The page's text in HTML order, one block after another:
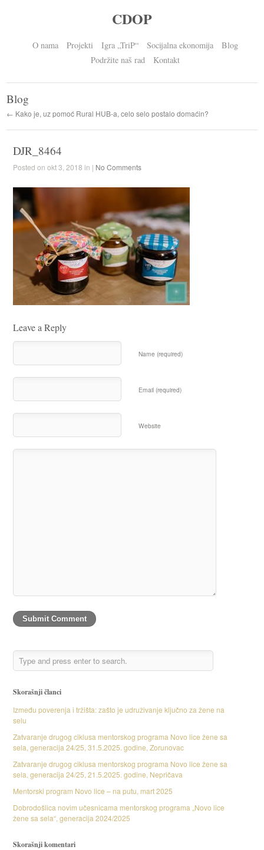
CDOP
O nama Projekti Igra „TriP“ Socijalna ekonomija
Blog
Podržite naš rad
Kontakt
Blog
← Kako je, uz pomoć Rural HUB-a, celo selo postalo domaćin?
DJR_8464
Posted on okt 3, 2018 in | No Comments
Leave a Reply
Name (required)
Email (required)
Website
Skorašnji članci
Između poverenja i tržišta: zašto je udruživanje ključno za žene na
selu
Zatvaranje drugog ciklusa mentorskog programa Novo lice žene sa
sela, generacija 24/25, 31.5.2025. godine, Zorunovac
Zatvaranje drugog ciklusa mentorskog programa Novo lice žene sa
sela, generacija 24/25, 21.5.2025. godine, Nepričava
Mentorski program Novo lice – na putu, mart 2025
Dobrodošlica novim učesnicama mentorskog programa „Novo lice
žene sa sela“, generacija 2024/2025
Skorašnji komentari